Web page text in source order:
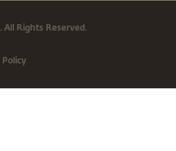
All Rights Reserved.
Policy